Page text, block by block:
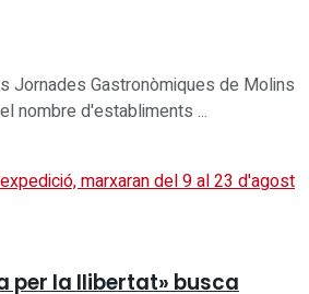
Jornades Gastronòmiques de Molins
nombre d'establiments ...
per la llibertat» busca